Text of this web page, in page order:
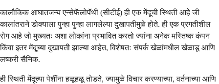
कालौकिक आघातजन्य एन्सेफॅलोपॅथी (सीटीई) ही एक मेंदूची स्थिती आहे जी
कालांतराने डोक्याला पुन्हा पुन्हा लागलेल्या दुखापतीमुळे होते. ही एक प्रगतीशील
रोग आहे जो मुख्यतः अशा लोकांना प्रभावित करतो ज्यांना अनेक मस्तिष्क कंपन
किंवा इतर मेंदूच्या दुखापती झाल्या आहेत, विशेषतः संपर्क खेळांमधील खेळाडू आणि
लष्करी सैनिक.
ही स्थिती मेंदूच्या पेशींना हळूहळू तोडते, ज्यामुळे विचार करण्याच्या, वर्तनाच्या आणि